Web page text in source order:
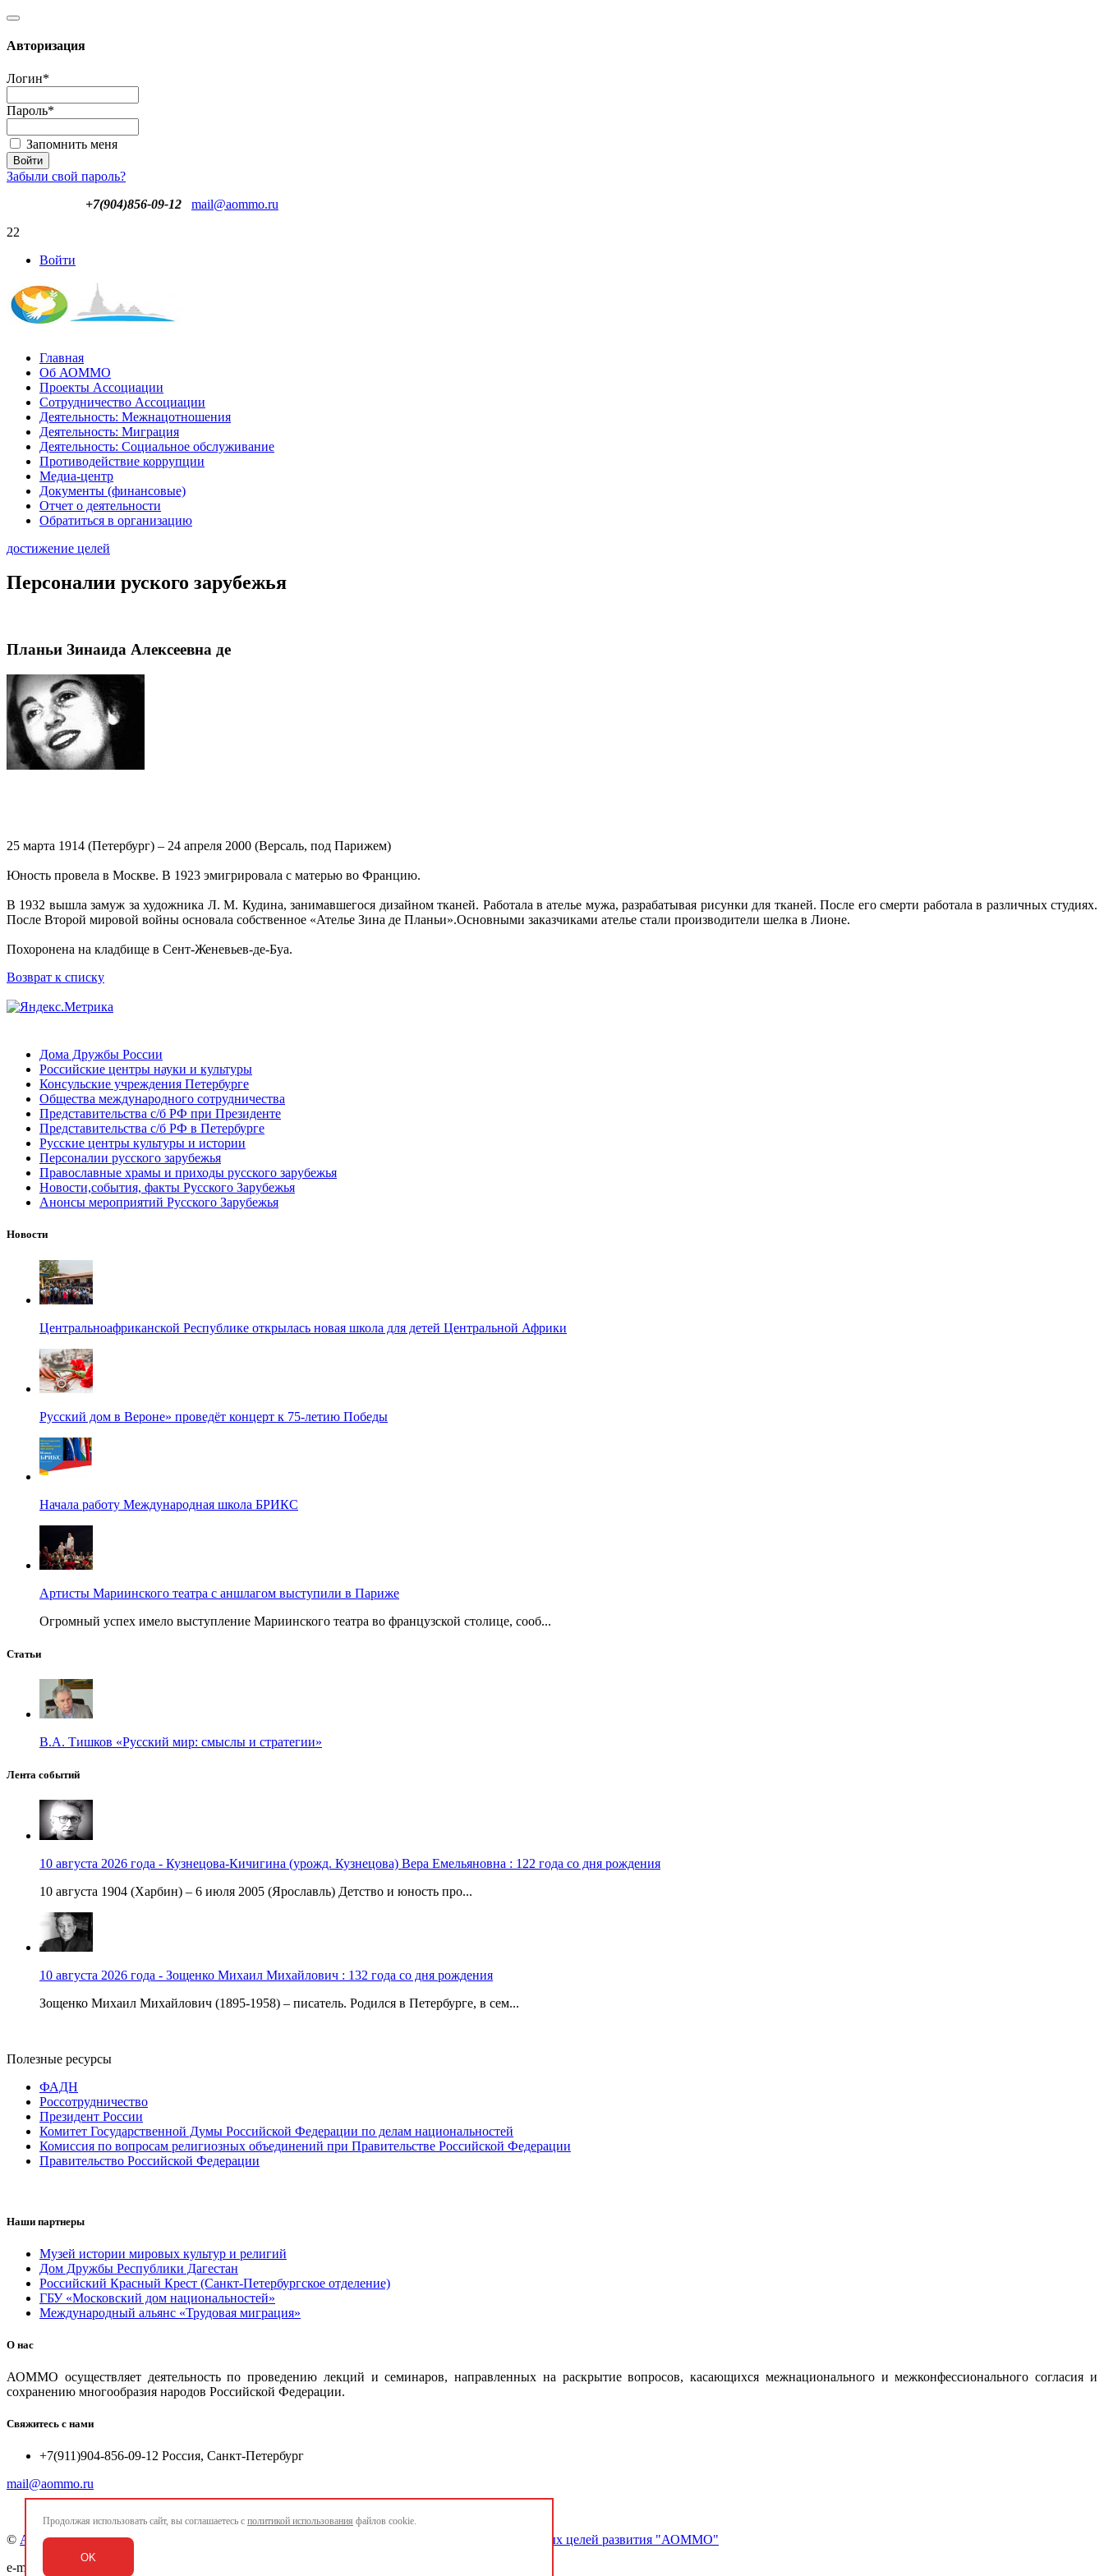
Авторизация
Логин*
Пароль*
Запомнить меня
Забыли свой пароль?
+7(904)856-09-12
mail@aommo.ru
22
Войти
Главная
Об АОММО
Проекты Ассоциации
Сотрудничество Ассоциации
Деятельность: Межнацотношения
Деятельность: Миграция
Деятельность: Социальное обслуживание
Противодействие коррупции
Медиа-центр
Документы (финансовые)
Отчет о деятельности
Обратиться в организацию
достижение целей
Персоналии руского зарубежья
Планьи Зинаида Алексеевна де
25 марта 1914 (Петербург) – 24 апреля 2000 (Версаль, под Парижем)
Юность провела в Москве. В 1923 эмигрировала с матерью во Францию.
В 1932 вышла замуж за художника Л. М. Кудина, занимавшегося дизайном тканей. Работала в ателье мужа, разрабатывая рисунки для тканей. После его смерти работала в различных студиях.
После Второй мировой войны основала собственное «Ателье Зина де Планьи».Основными заказчиками ателье стали производители шелка в Лионе.
Похоронена на кладбище в Сент-Женевьев-де-Буа.
Возврат к списку
Дома Дружбы России
Российские центры науки и культуры
Консульские учреждения Петербурге
Общества международного сотрудничества
Представительства с/б РФ при Президенте
Представительства с/б РФ в Петербурге
Русские центры культуры и истории
Персоналии русского зарубежья
Православные храмы и приходы русского зарубежья
Новости,события, факты Русского Зарубежья
Анонсы мероприятий Русского Зарубежья
Новости
Центральноафриканской Республике открылась новая школа для детей Центральной Африки
Русский дом в Вероне» проведёт концерт к 75-летию Победы
Начала работу Международная школа БРИКС
Артисты Мариинского театра с аншлагом выступили в Париже
Огромный успех имело выступление Мариинского театра во французской столице, сооб...
Статьи
В.А. Тишков «Русский мир: смыслы и стратегии»
Лента событий
10 августа 2026 года - Кузнецова-Кичигина (урожд. Кузнецова) Вера Емельяновна : 122 года со дня рождения
10 августа 1904 (Харбин) – 6 июля 2005 (Ярославль) Детство и юность про...
10 августа 2026 года - Зощенко Михаил Михайлович : 132 года со дня рождения
Зощенко Михаил Михайлович (1895-1958) – писатель. Родился в Петербурге, в сем...
Полезные ресурсы
ФАДН
Россотрудничество
Президент России
Комитет Государственной Думы Российской Федерации по делам национальностей
Комиссия по вопросам религиозных объединений при Правительстве Российской Федерации
Правительство Российской Федерации
Наши партнеры
Музей истории мировых культур и религий
Дом Дружбы Республики Дагестан
Российский Красный Крест (Санкт-Петербургское отделение)
ГБУ «Московский дом национальностей»
Международный альянс «Трудовая миграция»
О нас
АОММО осуществляет деятельность по проведению лекций и семинаров, направленных на раскрытие вопросов, касающихся межнационального и межконфессионального согласия и
сохранению многообразия народов Российской Федерации.
Свяжитесь с нами
+7(911)904-856-09-12 Россия, Санкт-Петербург
mail@aommo.ru
© Ассоциация организаций по реализации национальных проектов и достижению национальных целей развития "АОММО"
e-mail:
Продолжая использовать сайт, вы соглашаетесь с политикой использования файлов cookie.
OK